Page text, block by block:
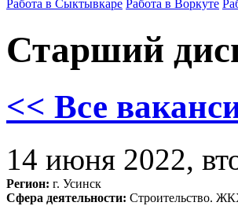
Работа в Сыктывкаре Работа в Воркуте
Старший
<< Все
14 июня 2022,
Регион: г. Усинск
Сфера деятельности: Строительство.